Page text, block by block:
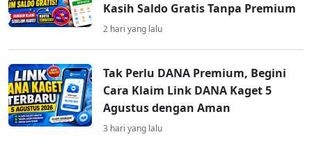
Kasih Saldo Gratis Tanpa Premium
2 hari yang lalu
Tak Perlu DANA Premium, Begini
Cara Klaim Link DANA Kaget 5
Agustus dengan Aman
3 hari yang lalu